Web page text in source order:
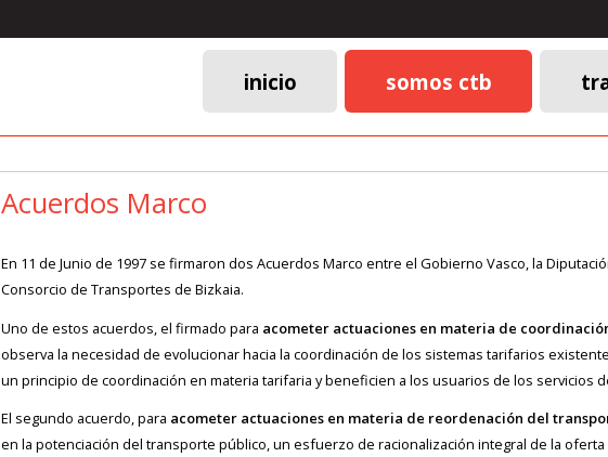
Menú
principal
inicio somos ctb
Acuerdos Marco
En 11 de Junio de 1997 se firmaron dos Acuerdos Marco entre el Gobierno Vasco, la
Consorcio de Transportes de Bizkaia.
Uno de estos acuerdos, el firmado para acometer actuaciones en materia de
observa la necesidad de evolucionar hacia la coordinación de los sistemas tarifarios
un principio de coordinación en materia tarifaria y beneficien a los usuarios de los servicios
El segundo acuerdo, para acometer actuaciones en materia de reordenación del
en la potenciación del transporte público, un esfuerzo de racionalización integral de la